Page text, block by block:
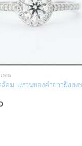
ชร
ล้อม แหวนทองคำขาวฝังเพ